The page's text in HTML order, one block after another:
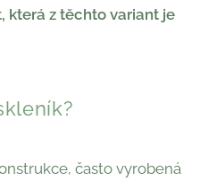
která z těchto variant je
často vyrobená